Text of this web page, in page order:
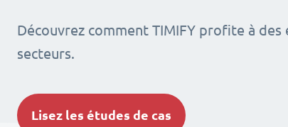
Découvrez comment TIMIFY profite à
secteurs.
Lisez les études de cas